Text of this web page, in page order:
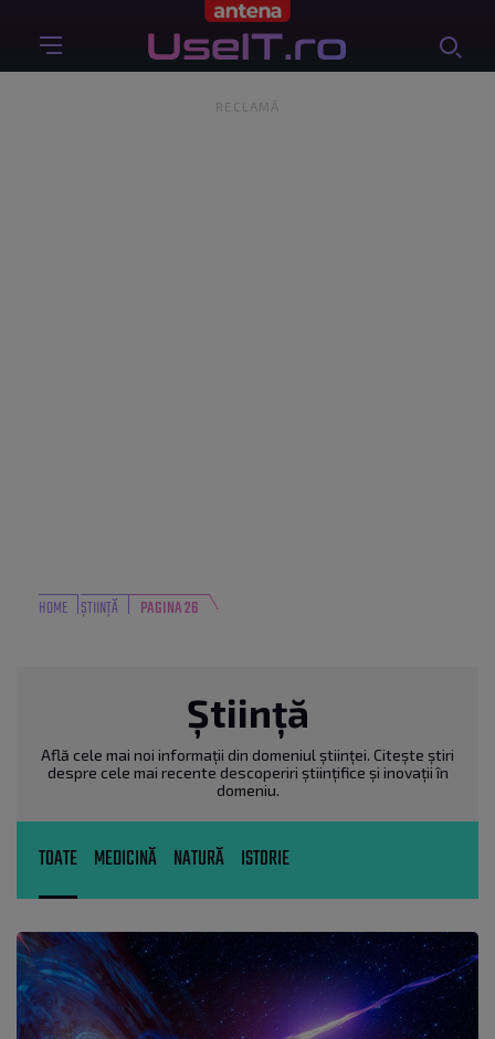
RECLAMĂ
HOME ȘTIINȚĂ PAGINA 26
Știință
Află cele mai noi informații din domeniul științei. Citește știri
despre cele mai recente descoperiri științifice și inovații în
domeniu.
TOATE MEDICINĂ NATURĂ ISTORIE